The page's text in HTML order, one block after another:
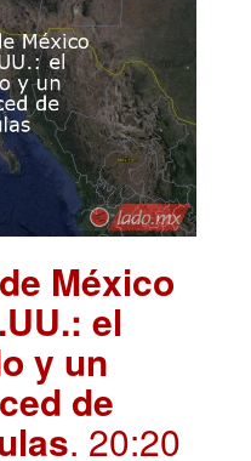
México
el
y un
de
. 20:20